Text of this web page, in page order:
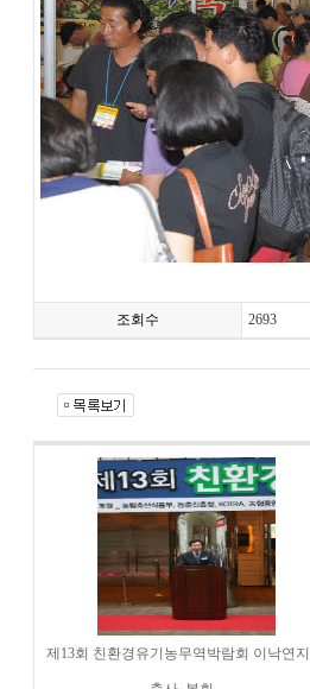
조회수 2693
제13회 친환경유기농무역박람회 이낙연